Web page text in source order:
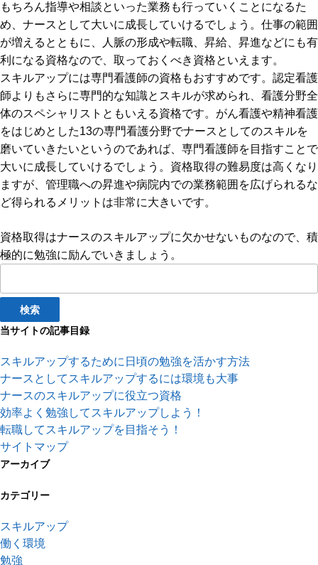
もちろん指導や相談といった業務も行っていくことになるた
め、ナースとして大いに成長していけるでしょう。仕事の範囲
が増えるとともに、人脈の形成や転職、昇給、昇進などにも有
利になる資格なので、取っておくべき資格といえます。
スキルアップには専門看護師の資格もおすすめです。認定看護
師よりもさらに専門的な知識とスキルが求められ、看護分野全
体のスペシャリストともいえる資格です。がん看護や精神看護
をはじめとした13の専門看護分野でナースとしてのスキルを
磨いていきたいというのであれば、専門看護師を目指すことで
大いに成長していけるでしょう。資格取得の難易度は高くなり
ますが、管理職への昇進や病院内での業務範囲を広げられるな
ど得られるメリットは非常に大きいです。
資格取得はナースのスキルアップに欠かせないものなので、積
極的に勉強に励んでいきましょう。
当サイトの記事目録
スキルアップするために日頃の勉強を活かす方法
ナースとしてスキルアップするには環境も大事
ナースのスキルアップに役立つ資格
効率よく勉強してスキルアップしよう！
転職してスキルアップを目指そう！
サイトマップ
アーカイブ
カテゴリー
スキルアップ
働く環境
勉強